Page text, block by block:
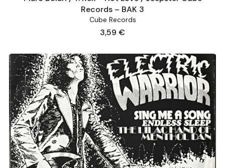
Records – BAK 3
Cube Records
Preis
3,59 €